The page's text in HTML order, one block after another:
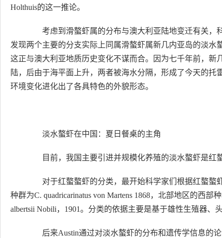
Holthuis的这一推论。
考虑到滑螯虾属的分布与澳大利亚陆地变迁有关，
发现两个主要的分支实际上同属滑螯虾属新几内亚岛的淡
这正与澳大利亚地质历史变化不谋而合。因为七千年前，
陆，后由于海平面上升，两者被海水分隔，形成了今天的
环境变化进化出了各具特色的外貌形态。
淡水螯虾在中国：夏日餐桌的主角
目前，我国主要引进并规模化养殖的淡水螯虾是红
对于红螯螯虾的分类，最开始科学家们根据红螯螯
种群为C. quadricarinatus von Martens 1868，北部地区的西部
albertsii Nobili，1901。分类的依据主要是基于雄性生殖器
后来Austin通过对淡水螯虾的分布和遗传学信息的